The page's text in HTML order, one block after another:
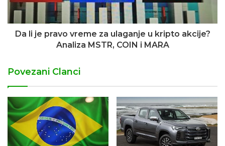
Da li je pravo vreme za ulaganje u kripto akcije?
Analiza MSTR, COIN i MARA
Povezani Clanci